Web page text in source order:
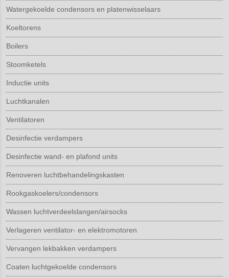
Watergekoelde condensors en platenwisselaars
Koeltorens
Boilers
Stoomketels
Inductie units
Luchtkanalen
Ventilatoren
Desinfectie verdampers
Desinfectie wand- en plafond units
Renoveren luchtbehandelingskasten
Rookgaskoelers/condensors
Wassen luchtverdeelslangen/airsocks
Verlageren ventilator- en elektromotoren
Vervangen lekbakken verdampers
Coaten luchtgekoelde condensors